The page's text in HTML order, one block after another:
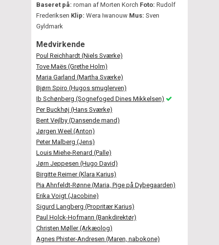
Baseret på: roman af Morten Korch Foto: Rudolf
Frederiksen Klip: Wera Iwanouw Mus: Sven
Gyldmark
Medvirkende
Poul Reichhardt (Niels Sværke)
Tove Maës (Grethe Holm)
Maria Garland (Martha Sværke)
Bjørn Spiro (Hugos smuglerven)
Ib Schønberg (Sognefoged Dines Mikkelsen)
Per Buckhøj (Hans Sværke)
Bent Vejlby (Dansende mand)
Jørgen Weel (Anton)
Peter Malberg (Jens)
Louis Miehe-Renard (Palle)
Jørn Jeppesen (Hugo David)
Birgitte Reimer (Klara Karius)
Pia Ahnfeldt-Rønne (Maria, Pige på Dybegaarden)
Erika Voigt (Jacobine)
Sigurd Langberg (Propritær Karius)
Paul Holck-Hofmann (Bankdirektør)
Christen Møller (Arkæolog)
Agnes Phister-Andresen (Maren, nabokone)